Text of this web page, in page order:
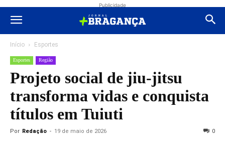
Publicidade
Início Esportes
Esportes Região
Projeto social de jiu-jitsu
transforma vidas e conquista
títulos em Tuiuti
Por Redação - 19 de maio de 2026 0